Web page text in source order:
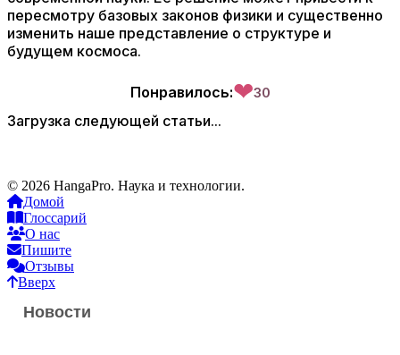
пересмотру базовых законов физики и существенно
изменить наше представление о структуре и
будущем космоса.
Понравилось:❤30
Загрузка следующей статьи...
© 2026 HangaPro. Наука и технологии.
Домой
Глоссарий
О нас
Пишите
Отзывы
Вверх
Новости